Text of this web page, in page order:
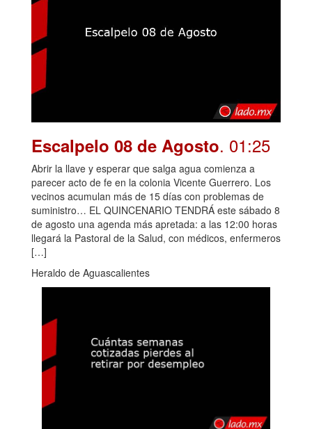
Escalpelo 08 de Agosto. 01:25
Abrir la llave y esperar que salga agua comienza a
parecer acto de fe en la colonia Vicente Guerrero. Los
vecinos acumulan más de 15 días con problemas de
suministro… EL QUINCENARIO TENDRÁ este sábado 8
de agosto una agenda más apretada: a las 12:00 horas
llegará la Pastoral de la Salud, con médicos, enfermeros
[…]
Heraldo de Aguascalientes